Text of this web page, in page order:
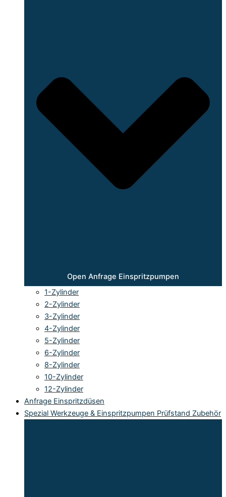
Open Anfrage Einspritzpumpen
1-Zylinder
2-Zylinder
3-Zylinder
4-Zylinder
5-Zylinder
6-Zylinder
8-Zylinder
10-Zylinder
12-Zylinder
Anfrage Einspritzdüsen
Spezial Werkzeuge & Einspritzpumpen Prüfstand Zubehör